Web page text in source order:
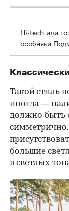
Hi-tech или
особняки
Такой стиль
иногда —
должно быть
большие
в светлых